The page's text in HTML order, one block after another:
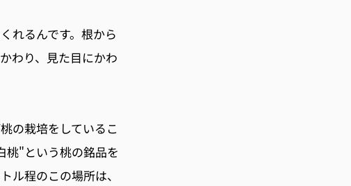
れるんです。根から
わり、見た目にかわ
の栽培をしているこ
桃"という桃の銘品を
ル程のこの場所は、